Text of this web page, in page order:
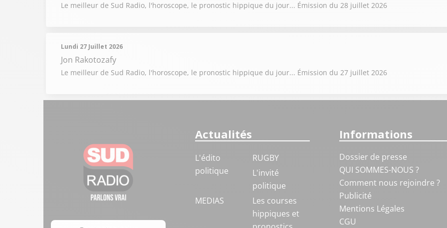
Le meilleur de Sud Radio, l'horoscope, le pronostic hippique du jour... Émission du 28 juillet 2026
Lundi 27 Juillet 2026
Jon Rakotozafy
Le meilleur de Sud Radio, l'horoscope, le pronostic hippique du jour... Émission du 27 juillet 2026
Actualités
L'édito
politique
RUGBY
L'invité
politique
MEDIAS
Les courses
hippiques et
Informations
Dossier de presse
QUI SOMMES-NOUS ?
Comment nous rejoindre ?
Publicité
Mentions Légales
CGU